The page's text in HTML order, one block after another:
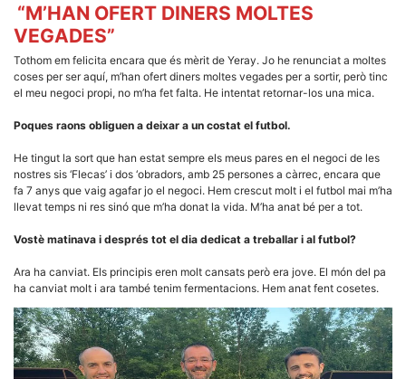
“M’HAN OFERT DINERS MOLTES
VEGADES”
Tothom em felicita encara que és mèrit de Yeray. Jo he renunciat a moltes
coses per ser aquí, m’han ofert diners moltes vegades per a sortir, però tinc
el meu negoci propi, no m’ha fet falta. He intentat retornar-los una mica.
Poques raons obliguen a deixar a un costat el futbol.
He tingut la sort que han estat sempre els meus pares en el negoci de les
nostres sis ‘Flecas’ i dos ‘obradors, amb 25 persones a càrrec, encara que
fa 7 anys que vaig agafar jo el negoci. Hem crescut molt i el futbol mai m’ha
llevat temps ni res sinó que m’ha donat la vida. M’ha anat bé per a tot.
Vostè matinava i després tot el dia dedicat a treballar i al futbol?
Ara ha canviat. Els principis eren molt cansats però era jove. El món del pa
ha canviat molt i ara també tenim fermentacions. Hem anat fent cosetes.
aquestes
funcionalitats
desapareixeran
del lloc web.
En compartir
els teus
interessos i
comportament
mentre
nostre lloc
la possibilitat
de mirar
anuncis,
ofertes i
contingut
personalitzat.